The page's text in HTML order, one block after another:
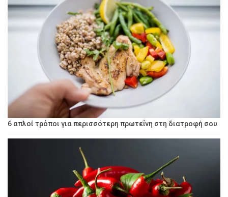
6 απλοί τρόποι για περισσότερη πρωτεΐνη στη διατροφή σου